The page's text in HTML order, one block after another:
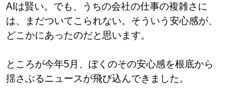
AIは賢い。でも、うちの会社の仕事の複雑さに
は、まだついてこられない。そういう安心感が、
どこかにあったのだと思います。
ところが今年5月、ぼくのその安心感を根底から
揺さぶるニュースが飛び込んできました。